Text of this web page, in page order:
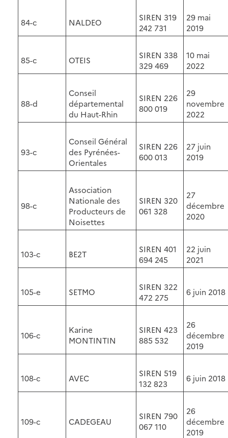
84-c NALDEO
SIREN 319
242 731
29 mai
2019
85-c OTEIS
SIREN 338
329 469
10 mai
2022
88-d
Conseil
départemental
du Haut-Rhin
SIREN 226
800 019
29
novembre
2022
93-c
Conseil Général
des Pyrénées-
Orientales
SIREN 226
600 013
27 juin
2019
98-c
Association
Nationale des
Producteurs de
Noisettes
SIREN 320
061 328
27
décembre
2020
103-c BE2T
SIREN 401
694 245
22 juin
2021
105-e SETMO
SIREN 322
472 275
6 juin 2018
106-c
Karine
MONTINTIN
SIREN 423
885 532
26
décembre
2019
108-c AVEC
SIREN 519
132 823
6 juin 2018
109-c CADEGEAU
SIREN 790
067 110
26
décembre
2019